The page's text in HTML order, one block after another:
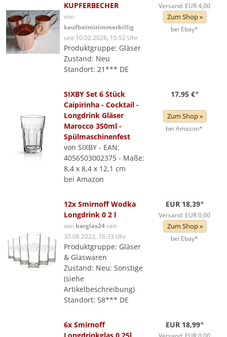
KUPFERBECHER
von
kaufbeimirimmerbillig
seit 10.02.2026, 10:52 Uhr
Produktgruppe: Gläser
Zustand: Neu
Standort: 21*** DE
Versand: EUR 4,00
Zum Shop »
bei Ebay*
SIXBY Set 6 Stück
Caipirinha - Cocktail -
Longdrink Gläser
Marocco 350ml -
Spülmaschinenfest
von SIXBY - EAN:
4056503002375 - Maße:
8,4 x 8,4 x 12,1 cm
bei Amazon
17,95 €*
Zum Shop »
bei Amazon*
12x Smirnoff Wodka
Longdrink 0 2 l
von barglas24seit
30.08.2022, 16:33 Uhr
Produktgruppe: Gläser
& Glaswaren
Zustand: Neu: Sonstige
(siehe
Artikelbeschreibung)
Standort: 58*** DE
EUR 18,39*
Versand: EUR 0,00
Zum Shop »
bei Ebay*
6x Smirnoff
EUR 18,99*